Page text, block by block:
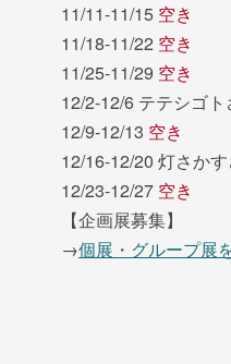
11/11-11/15 空き
11/18-11/22 空き
11/25-11/29 空き
12/2-12/6 テテシゴ
12/9-12/13 空き
12/16-12/20 灯さか
12/23-12/27 空き
【企画展募集】
→個展・グループ展